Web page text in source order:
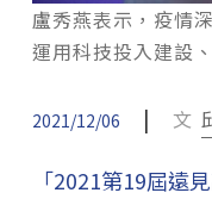
盧秀燕表示，疫情
運用科技投入建設
2021/12/06 | 文
「2021第19屆遠